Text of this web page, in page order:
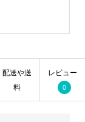
配送や送
料
レビュー
0